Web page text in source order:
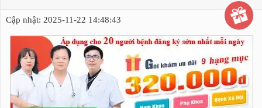
GIỚI THIỆU
GÓI DỊCH VỤ
HƯỚNG DẪN VÀ CHI PHÍ
ĐẶT LỊCH HẸN KHÁM
NAM KHOA
Cập nhật: 2025-11-22 14:48:43